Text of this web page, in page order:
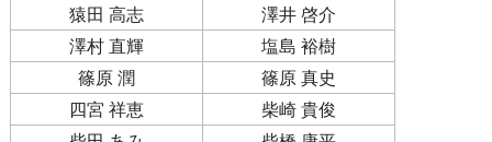
猿田 高志
澤井 啓介
澤村 直輝
塩島 裕樹
篠原 潤
篠原 真史
四宮 祥恵
柴崎 貴俊